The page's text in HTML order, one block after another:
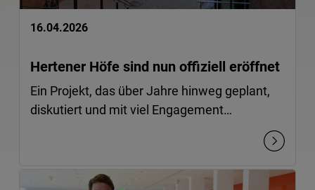
16.04.2026
Hertener Höfe sind nun offiziell eröffnet
Ein Projekt, das über Jahre hinweg geplant,
diskutiert und mit viel Engagement…